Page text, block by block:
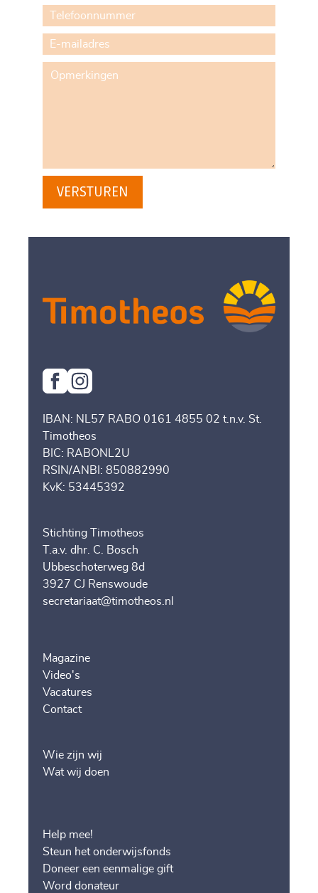
VERSTUREN
IBAN: NL57 RABO 0161 4855 02 t.n.v. St.
Timotheos
BIC: RABONL2U
RSIN/ANBI: 850882990
KvK: 53445392
Stichting Timotheos
T.a.v. dhr. C. Bosch
Ubbeschoterweg 8d
3927 CJ Renswoude
secretariaat@timotheos.nl
Magazine
Video's
Vacatures
Contact
Wie zijn wij
Wat wij doen
Help mee!
Steun het onderwijsfonds
Doneer een eenmalige gift
Word donateur